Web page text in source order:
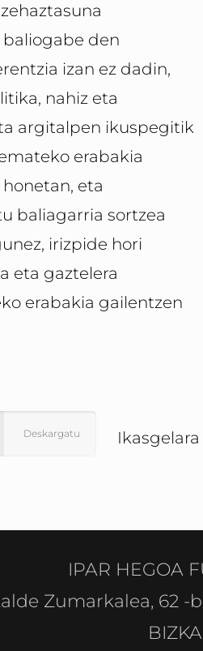
den
izan ez dadin,
nahiz eta
argitalpen ikuspegitik
erabakia
eta
baliagarria sortzea
irizpide hori
eta gaztelera
erabakia gailentzen
Deskargatu
IPAR HEGOA
Zumarkalea, 62 -